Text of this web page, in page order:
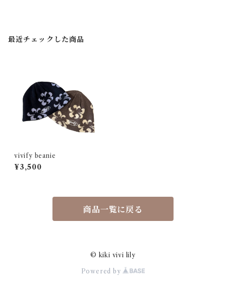
最近チェックした商品
vivify beanie
¥3,500
商品一覧に戻る
© kiki vivi lily
Powered by